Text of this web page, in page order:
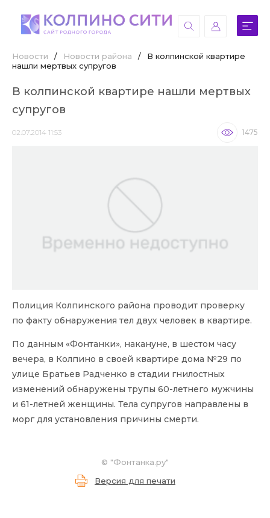
Новости / Новости района /
В колпинской квартире
нашли мертвых супругов
В колпинской квартире нашли мертвых
супругов
02.07.2014 11:53 1475
Полиция Колпинского района проводит проверку
по факту обнаружения тел двух человек в квартире.
По данным «Фонтанки», накануне, в шестом часу
вечера, в Колпино в своей квартире дома №29 по
улице Братьев Радченко в стадии гнилостных
изменений обнаружены трупы 60-летнего мужчины
и 61-летней женщины. Тела супругов направлены в
морг для установления причины смерти.
© "Фонтанка.ру"
Версия для печати